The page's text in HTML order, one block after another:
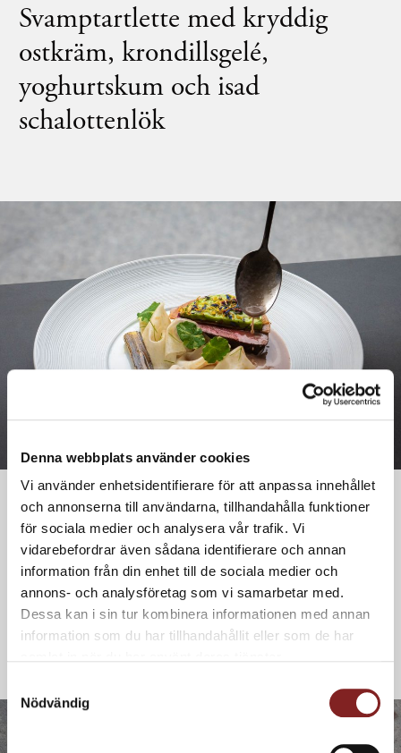
Denna webbplats använder cookies
Vi använder enhetsidentifierare för att anpassa innehållet
och annonserna till användarna, tillhandahålla funktioner
för sociala medier och analysera vår trafik. Vi
vidarebefordrar även sådana identifierare och annan
information från din enhet till de sociala medier och
annons- och analysföretag som vi samarbetar med.
Dessa kan i sin tur kombinera informationen med annan
information som du har tillhandahållit eller som de har
Nödvändig
Svamptartlette med kryddig
ostkräm, krondillsgelé,
yoghurtskum och isad
schalottenlök
Kryddstekt ryggbiff med tomat-
och pepparsås, granskottspicklad
rotselleri och mandelsmör